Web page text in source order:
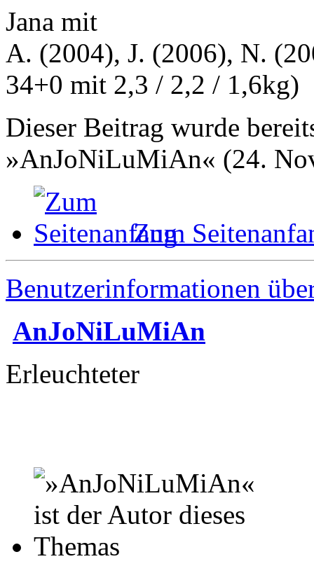
Jana mit
A. (2004), J. (2006), N.
34+0 mit 2,3 / 2,2 / 1,6kg)
Dieser Beitrag wurde
»AnJoNiLuMiAn« (24.
Zum
Benutzerinformationen
AnJoNiLuMiAn
Erleuchteter